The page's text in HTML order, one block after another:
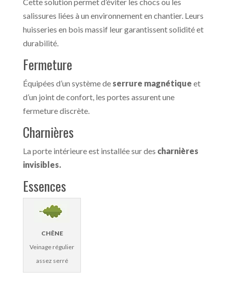
salissures liées à un environnement en chantier. Leurs
huisseries en bois massif leur garantissent solidité et
durabilité.
Fermeture
Équipées d’un système de serrure magnétique et
d’un joint de confort, les portes assurent une
fermeture discrète.
Charnières
La porte intérieure est installée sur des charnières
invisibles.
Essences
CHÊNE
Veinage régulier
assez serré